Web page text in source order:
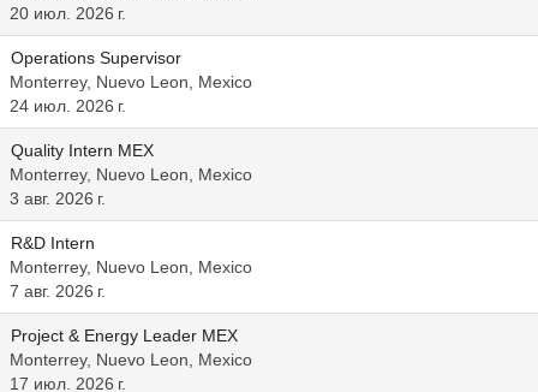
20 июл. 2026 г.
Operations Supervisor
Monterrey, Nuevo Leon, Mexico
24 июл. 2026 г.
Quality Intern MEX
Monterrey, Nuevo Leon, Mexico
3 авг. 2026 г.
R&D Intern
Monterrey, Nuevo Leon, Mexico
7 авг. 2026 г.
Project & Energy Leader MEX
Monterrey, Nuevo Leon, Mexico
17 июл. 2026 г.